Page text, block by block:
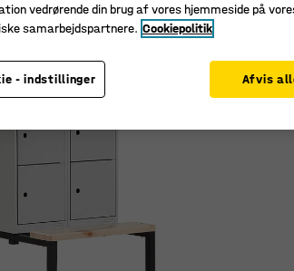
vedrørende din brug af vores hjemmeside på
samarbejdspartnere. Cookiepolitik
- indstillinger Afvis